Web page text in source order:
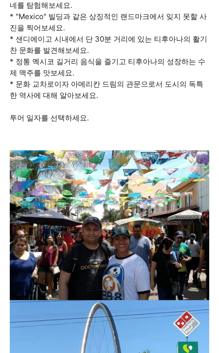
네를 탐험해보세요.
* "Mexico" 빌딩과 같은 상징적인 랜드마크에서 잊지 못할 사
진을 찍어보세요.
* 샌디에이고 시내에서 단 30분 거리에 있는 티후아나의 활기
찬 문화를 발견해보세요.
* 정통 멕시코 길거리 음식을 즐기고 티후아나의 성장하는 수
제 맥주를 맛보세요.
* 문화 교차로이자 아메리칸 드림의 관문으로서 도시의 독특
한 역사에 대해 알아보세요.
투어 일자를 선택하세요.